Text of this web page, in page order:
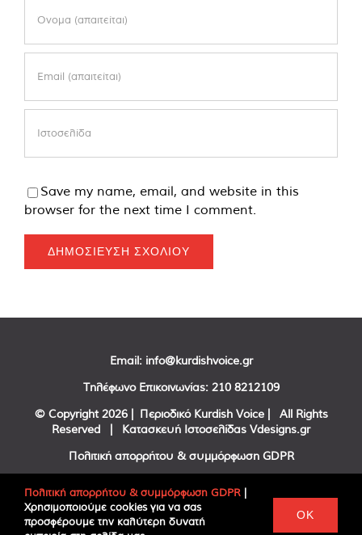
Save my name, email, and website in this
browser for the next time I comment.
Email: info@kurdishvoice.gr
Τηλέφωνο Επικοινωνίας: 210 8212109
© Copyright 2026 | Περιοδικό Kurdish Voice | All Rights
Reserved | Κατασκευή Ιστοσελίδας Vdesigns.gr
Πολιτική απορρήτου & συμμόρφωση GDPR
FacebookTwitter
Πολιτική απορρήτου & συμμόρφωση GDPR |
Χρησιμοποιούμε cookies για να σας
προσφέρουμε την καλύτερη δυνατή
OK